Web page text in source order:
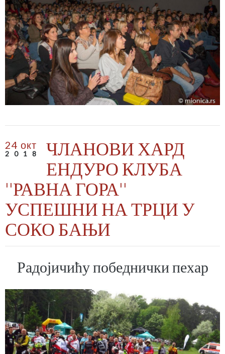
24 окт
2018
ЧЛАНОВИ ХАРД
ЕНДУРО КЛУБА
''РАВНА ГОРА''
УСПЕШНИ НА ТРЦИ У
СОКО БАЊИ
Радојичићу победнички пехар